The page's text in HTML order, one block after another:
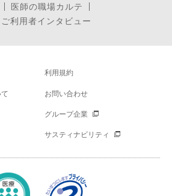
医師の職場カルテ
利用者インタビュー
利用規約
お問い合わせ
グループ企業
サスティナビリティ